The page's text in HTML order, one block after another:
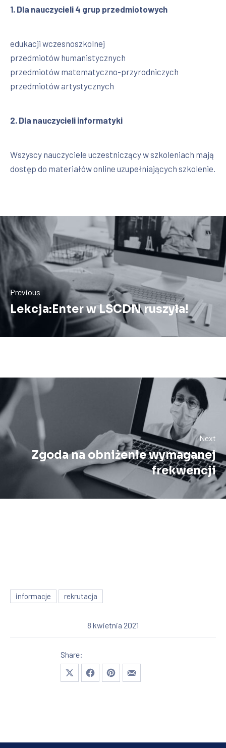
1. Dla nauczycieli 4 grup przedmiotowych
edukacji wczesnoszkolnej
przedmiotów humanistycznych
przedmiotów matematyczno-przyrodniczych
przedmiotów artystycznych
2. Dla nauczycieli informatyki
Wszyscy nauczyciele uczestniczący w szkoleniach mają
dostęp do materiałów online uzupełniających szkolenie.
Previous
Lekcja:Enter w LSCDN ruszyła!
Next
Zgoda na obniżenie wymaganej
frekwencji
informacje rekrutacja
8 kwietnia 2021
Share:
Share on XShare on Facebook
Share on Pinterest
Share by Email
PREVIOUS